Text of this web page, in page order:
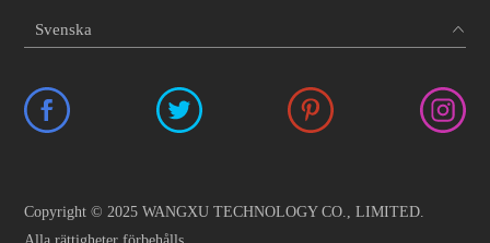
Copyright © 2025 WANGXU TECHNOLOGY CO., LIMITED.